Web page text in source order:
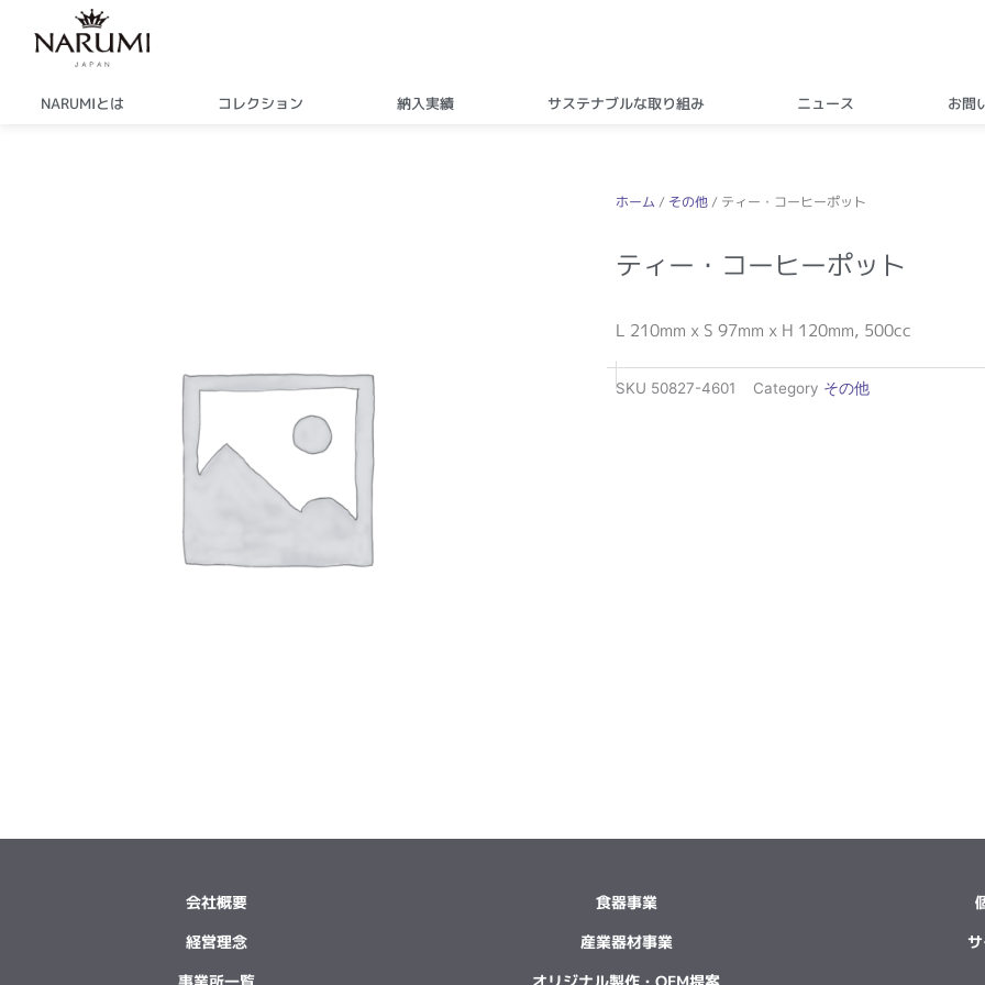
NARUMIとは コレクション 納入実績 サステナブルな取り組み ニュース お問
ホーム / その他 / ティー・コーヒーポット
ティー・コーヒーポット
L 210mm x S 97mm x H 120mm, 500cc
SKU 50827-4601 Category その他
会社概要
経営理念
事業所一覧
食器事業
産業器材事業
オリジナル製作・OEM提案